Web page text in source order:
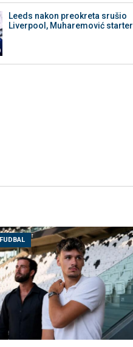
Leeds nakon preokreta srušio
Liverpool, Muharemović starter
FUDBAL